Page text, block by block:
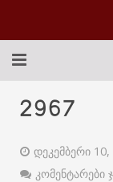
EEU-Ს ᲨᲔᲡᲐᲮᲔᲑ
ᲙᲕᲚᲔᲕᲐ
2967
დეკემბერი 10,
კომენტარები